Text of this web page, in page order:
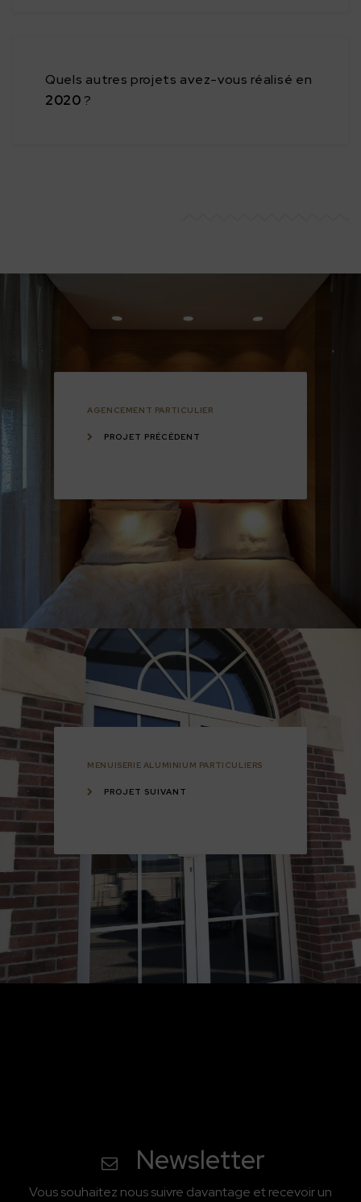
Quels autres projets avez-vous réalisé en
2020 ?
AGENCEMENT PARTICULIER
PROJET PRÉCÉDENT
MENUISERIE ALUMINIUM PARTICULIERS
PROJET SUIVANT
Newsletter
Vous souhaitez nous suivre davantage et recevoir un